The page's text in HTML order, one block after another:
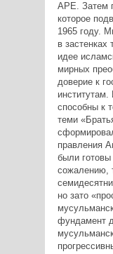
АРЕ. Затем
которое
1965 году.
в
идее
мирных
доверие к
способны к
теми
правления
были
сожалению,
но зато
фундамент